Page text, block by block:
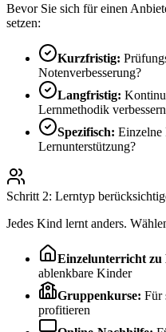
Bevor Sie sich für einen
setzen:
Kurzfristig:
Notenverbesserung?
Langfristig:
Lernmethodik
Spezifisch: Einzelne
Lernunterstützung?
Schritt 2: Lerntyp
Jedes Kind lernt anders.
Einzelunterricht zu
ablenkbare Kinder
Gruppenkurse: Für
profitieren